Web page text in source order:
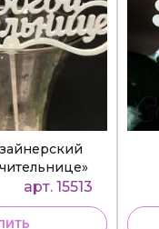
арт. 15513